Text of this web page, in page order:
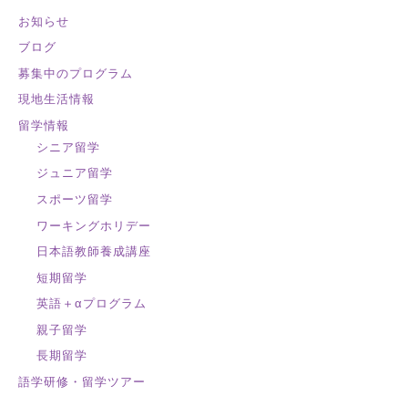
お知らせ
ブログ
募集中のプログラム
現地生活情報
留学情報
シニア留学
ジュニア留学
スポーツ留学
ワーキングホリデー
日本語教師養成講座
短期留学
英語＋αプログラム
親子留学
長期留学
語学研修・留学ツアー